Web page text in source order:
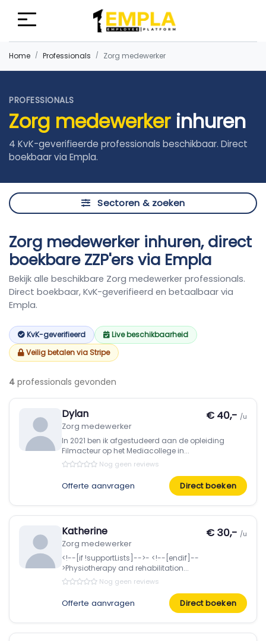
Home Professionals Zorg medewerker
PROFESSIONALS
Zorg medewerkerinhuren
4 KvK-geverifieerde professionals beschikbaar. Direct
boekbaar via Empla.
Sectoren & zoeken
Zorg medewerker inhuren, direct
boekbare ZZP'ers via Empla
Bekijk alle beschikbare Zorg medewerker professionals.
Direct boekbaar, KvK-geverifieerd en betaalbaar via
Empla.
KvK-geverifieerd
Live beschikbaarheid
Veilig betalen via Stripe
4 professionals gevonden
Dylan
Zorg medewerker
€ 40,- /u
In 2021 ben ik afgestudeerd aan de opleiding
Filmacteur op het Mediacollege in...
Nog geen reviews
Offerte aanvragen Direct boeken
Katherine
Zorg medewerker
€ 30,- /u
<!--[if !supportLists]-->- <!--[endif]--
>Physiotherapy and rehabilitation...
Nog geen reviews
Offerte aanvragen Direct boeken